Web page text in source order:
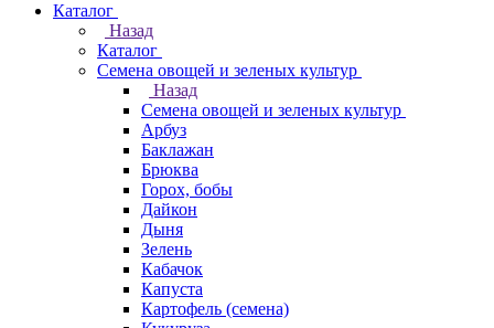
Каталог
Назад
Каталог
Семена овощей и зеленых культур
Назад
Семена овощей и зеленых культур
Арбуз
Баклажан
Брюква
Горох, бобы
Дайкон
Дыня
Зелень
Кабачок
Капуста
Картофель (семена)